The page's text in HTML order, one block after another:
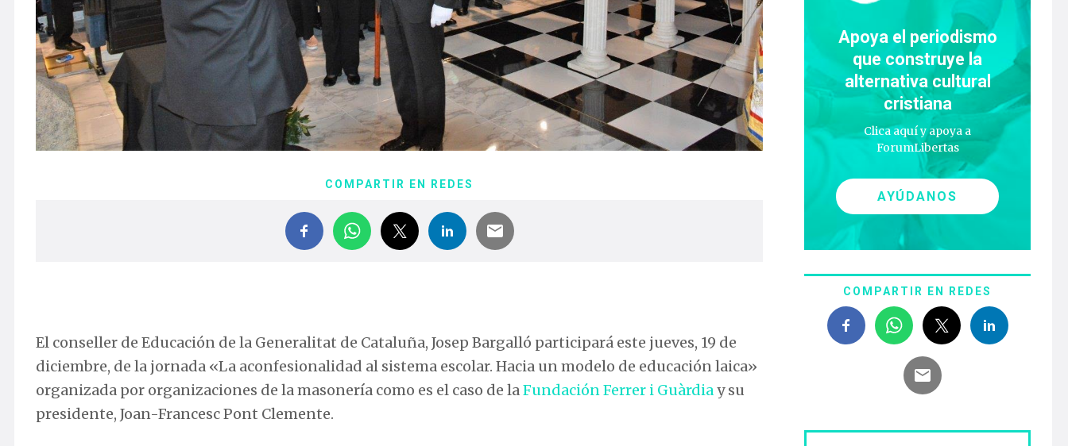
COMPARTIR EN REDES
El conseller de Educación de la Generalitat de Cataluña, Josep Bargalló participará este jueves, 19 de
diciembre, de la jornada «La aconfesionalidad al sistema escolar. Hacia un modelo de educación laica»
organizada por organizaciones de la masonería como es el caso de la Fundación Ferrer i Guàrdia y su
presidente, Joan-Francesc Pont Clemente.
Apoya el periodismo
que construye la
alternativa cultural
cristiana
Clica aquí y apoya a
ForumLibertas
AYÚDANOS
COMPARTIR EN REDES